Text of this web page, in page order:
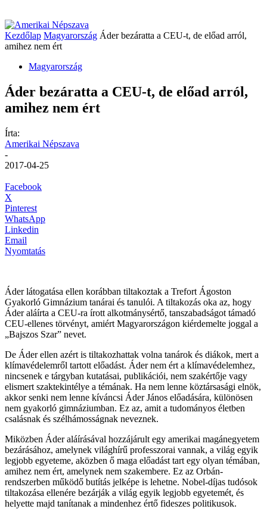
Kezdőlap Magyarország Áder bezáratta a CEU-t, de előad arról,
amihez nem ért
Magyarország
Áder bezáratta a CEU-t, de előad arról,
amihez nem ért
Írta:
Amerikai Népszava
-
2017-04-25
Facebook
X
Pinterest
WhatsApp
Linkedin
Email
Nyomtatás
Áder látogatása ellen korábban tiltakoztak a Trefort Ágoston
Gyakorló Gimnázium tanárai és tanulói. A tiltakozás oka az, hogy
Áder aláírta a CEU-ra írott alkotmánysértő, tanszabadságot támadó
CEU-ellenes törvényt, amiért Magyarországon kiérdemelte joggal a
„Bajszos Szar” nevet.
De Áder ellen azért is tiltakozhattak volna tanárok és diákok, mert a
klímavédelemről tartott előadást. Áder nem ért a klímavédelemhez,
nincsenek e tárgyban kutatásai, publikációi, nem szakértője vagy
elismert szaktekintélye a témának. Ha nem lenne köztársasági elnök,
akkor senki nem lenne kíváncsi Áder János előadására, különösen
nem gyakorló gimnáziumban. Ez az, amit a tudományos életben
csalásnak és szélhámosságnak neveznek.
Miközben Áder aláírásával hozzájárult egy amerikai magánegyetem
bezárásához, amelynek világhírű professzorai vannak, a világ egyik
legjobb egyeteme, aközben ő maga előadást tart egy olyan témában,
amihez nem ért, amelynek nem szakembere. Ez az Orbán-
rendszerben működő butítás jelképe is lehetne. Nobel-díjas tudósok
tiltakozása ellenére bezárják a világ egyik legjobb egyetemét, és
helyette majd tanítanak a mindenhez értő fideszes politikusok.